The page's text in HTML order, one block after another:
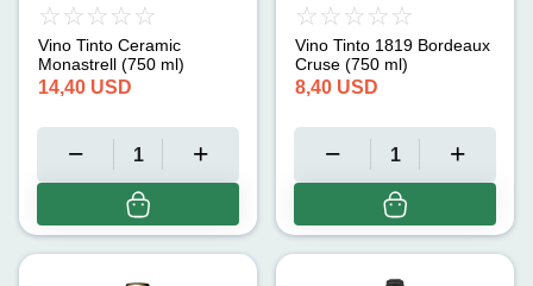
Vino Tinto Ceramic
Monastrell (750 ml)
14,40 USD
Vino Tinto 1819 Bordeaux
Cruse (750 ml)
8,40 USD